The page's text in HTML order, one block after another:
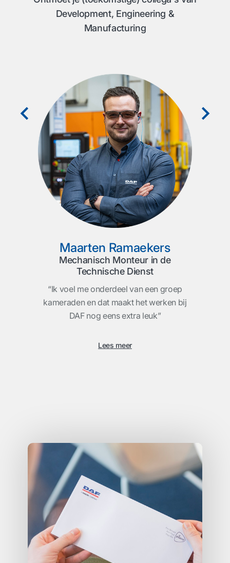
Development, Engineering &
Manufacturing
Maarten Ramaekers
Mechanisch Monteur in de
Technische Dienst
“Ik voel me onderdeel van een groep
kameraden en dat maakt het werken bij
DAF nog eens extra leuk”
Lees meer